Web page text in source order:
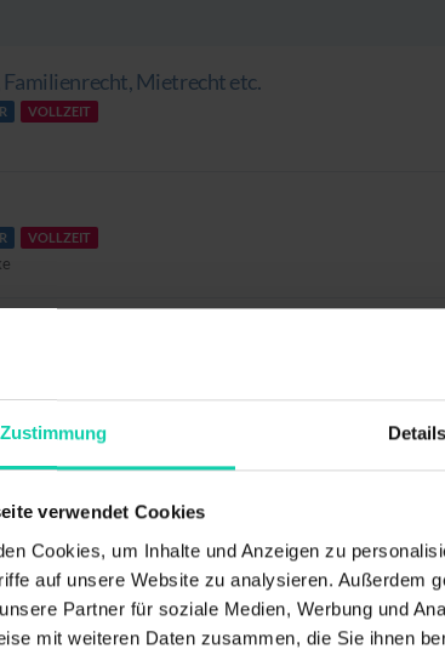
Zustimmung Details
verwendet Cookies
Cookies, um Inhalte und Anzeigen zu
auf unsere Website zu analysieren. Außerdem
Partner für soziale Medien, Werbung und
mit weiteren Daten zusammen, die Sie ihnen
Mietrecht etc.
VOLLZEIT
VOLLZEIT
mbB
VOLLZEIT